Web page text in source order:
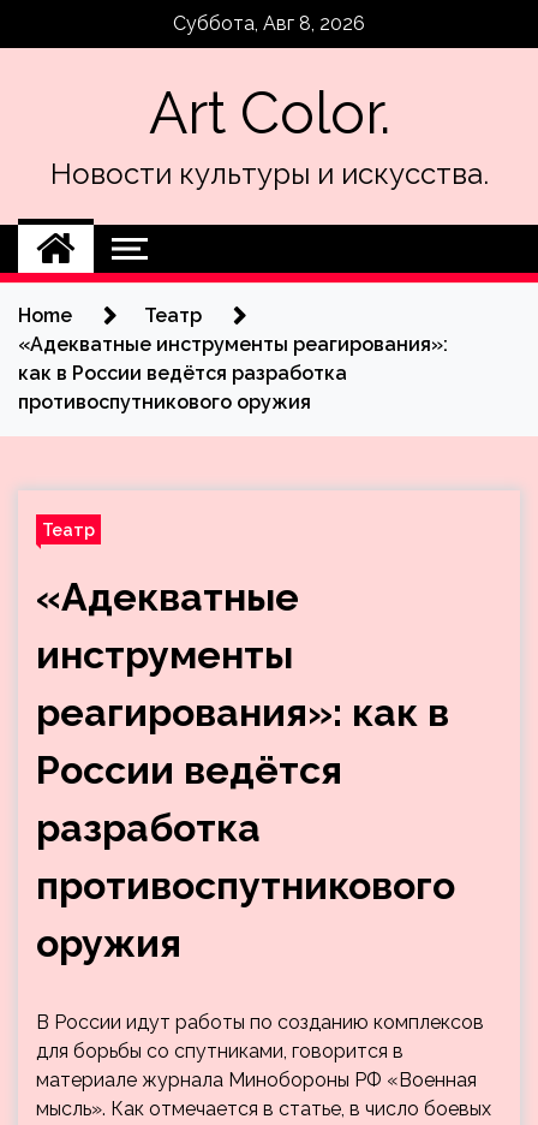
Суббота, Авг 8, 2026
Art Color.
Новости культуры и искусства.
Home
Театр
«Адекватные инструменты реагирования»:
как в России ведётся разработка
противоспутникового оружия
Театр
«Адекватные
инструменты
реагирования»: как в
России ведётся
разработка
противоспутникового
оружия
В России идут работы по созданию комплексов
для борьбы со спутниками, говорится в
материале журнала Минобороны РФ «Военная
мысль». Как отмечается в статье, в число боевых